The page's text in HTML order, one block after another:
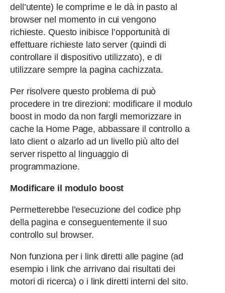
dell’utente) le comprime e le dà in pasto al
browser nel momento in cui vengono
richieste. Questo inibisce l’opportunità di
effettuare richieste lato server (quindi di
controllare il dispositivo utilizzato), e di
utilizzare sempre la pagina cachizzata.
Per risolvere questo problema di può
procedere in tre direzioni: modificare il modulo
boost in modo da non fargli memorizzare in
cache la Home Page, abbassare il controllo a
lato client o alzarlo ad un livello più alto del
server rispetto al linguaggio di
programmazione.
Modificare il modulo boost
Permetterebbe l’esecuzione del codice php
della pagina e conseguentemente il suo
controllo sul browser.
Non funziona per i link diretti alle pagine (ad
esempio i link che arrivano dai risultati dei
motori di ricerca) o i link diretti interni del sito.